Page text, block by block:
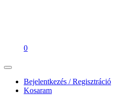
0
Bejelentkezés / Regisztráció
Kosaram